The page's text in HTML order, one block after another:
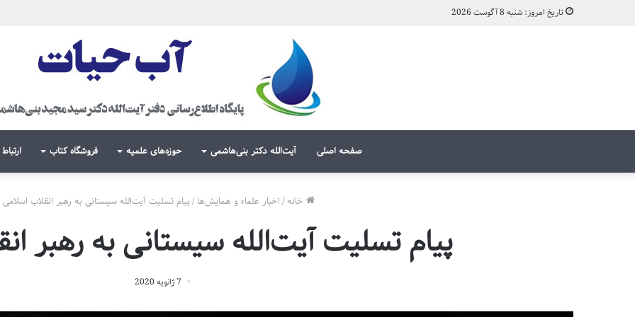
تاریخ امروز: شنبه 8 آگوست 2026
صفحه اصلی آیت‌الله دکتر بنی‌هاشمی حوزه‌های علمیه فروشگاه کتاب
خانه/اخبار علماء و همایش‌ها/پیام تسلیت آیت‌الله سیستانی به رهبر انقلاب اسلامی
پیام تسلیت آیت‌الله سیستانی به رهبر
7 ژانویه 2020